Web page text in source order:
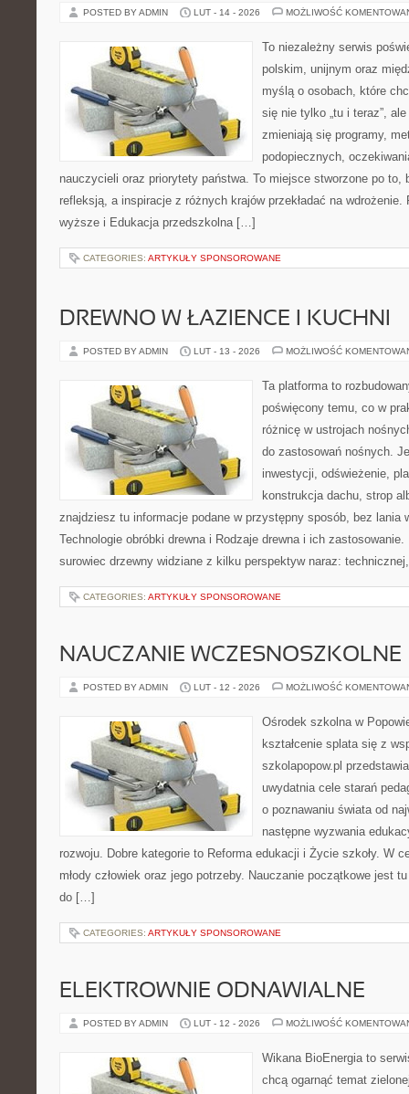
POSTED BY ADMIN LUT - 14 - 2026 MOŻLIWOŚĆ
To niezależny serwis
polskim, unijnym oraz
myślą o osobach, które
się nie tylko „tu i teraz”,
zmieniają się programy,
podopiecznych,
nauczycieli oraz priorytety państwa. To miejsce stworzone po to,
refleksją, a inspiracje z różnych krajów przekładać na
wyższe i Edukacja przedszkolna […]
CATEGORIES: ARTYKUŁY SPONSOROWANE
DREWNO W ŁAZIENCE I KUCHNI
POSTED BY ADMIN LUT - 13 - 2026 MOŻLIWOŚĆ
Ta platforma to
poświęcony temu, co w
różnicę w ustrojach
do zastosowań nośnych.
inwestycji, odświeżenie,
konstrukcja dachu, strop
znajdziesz tu informacje podane w przystępny sposób, bez lania
Technologie obróbki drewna i Rodzaje drewna i ich
surowiec drzewny widziane z kilku perspektyw naraz:
CATEGORIES: ARTYKUŁY SPONSOROWANE
NAUCZANIE WCZESNOSZKOLNE
POSTED BY ADMIN LUT - 12 - 2026 MOŻLIWOŚĆ
Ośrodek szkolna w
kształcenie splata się z
szkolapopow.pl
uwydatnia cele starań
o poznawaniu świata od
następne wyzwania
rozwoju. Dobre kategorie to Reforma edukacji i Życie szkoły. W
młody człowiek oraz jego potrzeby. Nauczanie początkowe jest
do […]
CATEGORIES: ARTYKUŁY SPONSOROWANE
ELEKTROWNIE ODNAWIALNE
POSTED BY ADMIN LUT - 12 - 2026 MOŻLIWOŚĆ
Wikana BioEnergia to
chcą ogarnąć temat